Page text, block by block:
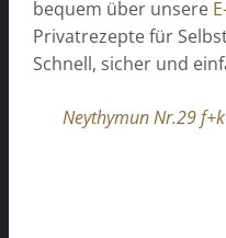
bequem über unsere
Privatrezepte für
Schnell, sicher und
Neythymun Nr.29